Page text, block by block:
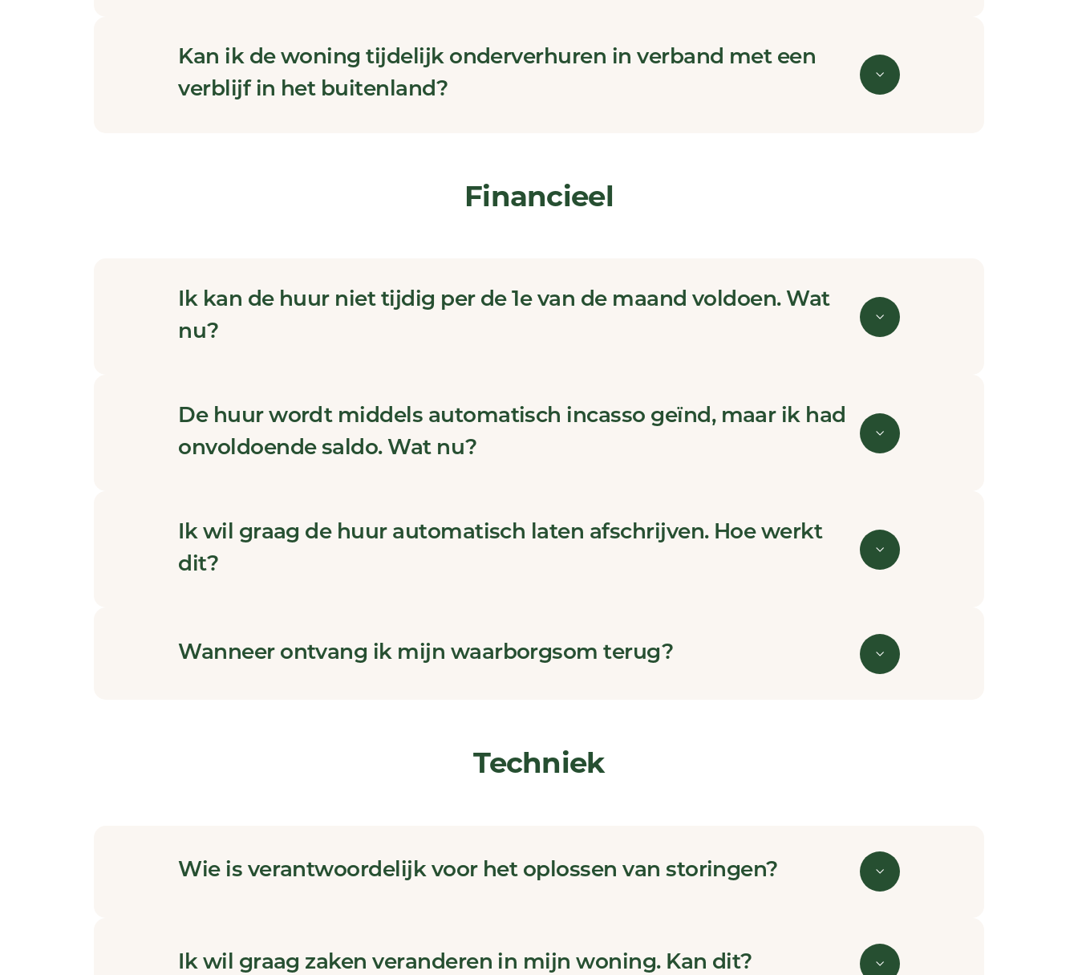
Kan ik de woning tijdelijk onderverhuren in verband met een
verblijf in het buitenland?
Financieel
Ik kan de huur niet tijdig per de 1e van de maand voldoen. Wat
nu?
De huur wordt middels automatisch incasso geïnd, maar ik had
onvoldoende saldo. Wat nu?
Ik wil graag de huur automatisch laten afschrijven. Hoe werkt
dit?
Wanneer ontvang ik mijn waarborgsom terug?
Techniek
Wie is verantwoordelijk voor het oplossen van storingen?
Ik wil graag zaken veranderen in mijn woning. Kan dit?